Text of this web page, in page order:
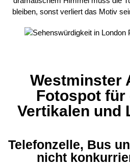
bleiben, sonst verliert das Motiv
Westminster
Fotospot für
Vertikalen und
Telefonzelle, Bus
nicht